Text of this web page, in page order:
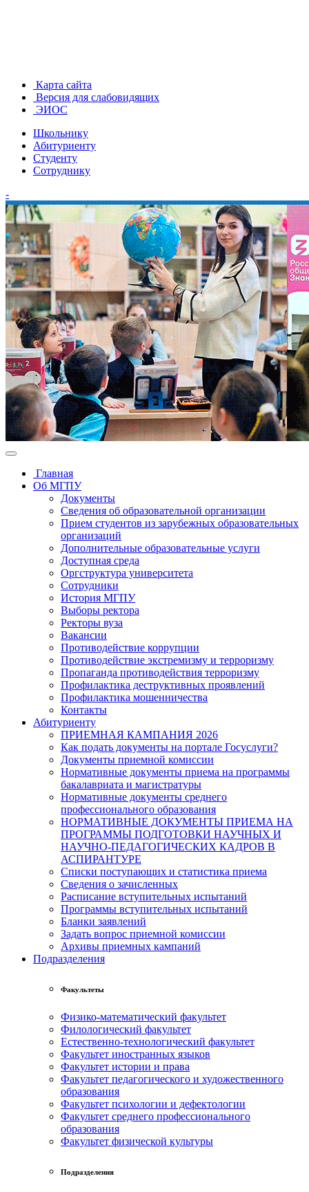
Карта сайта
Версия для слабовидящих
ЭИОС
Школьнику
Абитуриенту
Студенту
Сотруднику
-
Главная
Об МГПУ
Документы
Сведения об образовательной организации
Прием студентов из зарубежных образовательных
организаций
Дополнительные образовательные услуги
Доступная среда
Оргструктура университета
Сотрудники
История МГПУ
Выборы ректора
Ректоры вуза
Вакансии
Противодействие коррупции
Противодействие экстремизму и терроризму
Пропаганда противодействия терроризму
Профилактика деструктивных проявлений
Профилактика мошенничества
Контакты
Абитуриенту
ПРИЕМНАЯ КАМПАНИЯ 2026
Как подать документы на портале Госуслуги?
Документы приемной комиссии
Нормативные документы приема на программы
бакалавриата и магистратуры
Нормативные документы среднего
профессионального образования
НОРМАТИВНЫЕ ДОКУМЕНТЫ ПРИЕМА НА
ПРОГРАММЫ ПОДГОТОВКИ НАУЧНЫХ И
НАУЧНО-ПЕДАГОГИЧЕСКИХ КАДРОВ В
АСПИРАНТУРЕ
Списки поступающих и статистика приема
Сведения о зачисленных
Расписание вступительных испытаний
Программы вступительных испытаний
Бланки заявлений
Задать вопрос приемной комиссии
Архивы приемных кампаний
Подразделения
Факультеты
Физико-математический факультет
Филологический факультет
Естественно-технологический факультет
Факультет иностранных языков
Факультет истории и права
Факультет педагогического и художественного
образования
Факультет психологии и дефектологии
Факультет среднего профессионального
образования
Факультет физической культуры
Подразделения